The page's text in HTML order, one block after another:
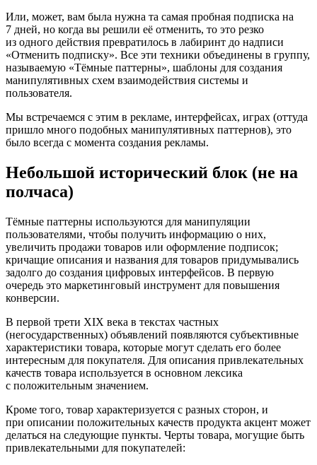
Или, может, вам была нужна та самая пробная подписка на
7 дней, но когда вы решили её отменить, то это резко
из одного действия превратилось в лабиринт до надписи
«Отменить подписку». Все эти техники объединены в группу,
называемую «Тёмные паттерны», шаблоны для создания
манипулятивных схем взаимодействия системы и
пользователя.
Мы встречаемся с этим в рекламе, интерфейсах, играх (оттуда
пришло много подобных манипулятивных паттернов), это
было всегда с момента создания рекламы.
Небольшой исторический блок (не на
полчаса)
Тёмные паттерны используются для манипуляции
пользователями, чтобы получить информацию о них,
увеличить продажи товаров или оформление подписок;
кричащие описания и названия для товаров придумывались
задолго до создания цифровых интерфейсов. В первую
очередь это маркетинговый инструмент для повышения
конверсии.
В первой трети XIX века в текстах частных
(негосударственных) объявлений появляются субъективные
характеристики товара, которые могут сделать его более
интересным для покупателя. Для описания привлекательных
качеств товара используется в основном лексика
с положительным значением.
Кроме того, товар характеризуется с разных сторон, и
при описании положительных качеств продукта акцент может
делаться на следующие пункты. Черты товара, могущие быть
привлекательными для покупателей: